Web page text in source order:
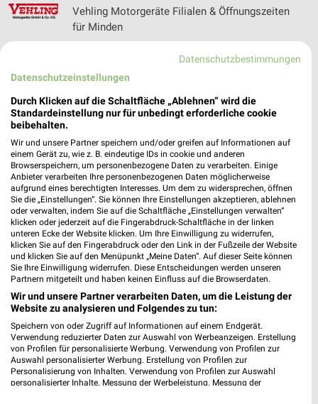
Vehling Motorgeräte Filialen & Öffnungszeiten
für Minden
Volksversand Versandapotheke Prospekte und
Angebote
Vorwerk Angebote im aktuellen Prospekt für
Hameln
Noch mehr Angebote in
der weekli App!
Datenschutzbestimmungen
Datenschutzeinstellungen
Durch Klicken auf die Schaltfläche „Ablehnen“ wird die
Standardeinstellung nur für unbedingt erforderliche cookie
beibehalten.
Wir und unsere Partner speichern und/oder greifen auf Informationen auf
einem Gerät zu, wie z. B. eindeutige IDs in cookie und anderen
Browserspeichern, um personenbezogene Daten zu verarbeiten. Einige
Anbieter verarbeiten Ihre personenbezogenen Daten möglicherweise
aufgrund eines berechtigten Interesses. Um dem zu widersprechen, öffnen
Sie die „Einstellungen“. Sie können Ihre Einstellungen akzeptieren, ablehnen
oder verwalten, indem Sie auf die Schaltfläche „Einstellungen verwalten“
klicken oder jederzeit auf die Fingerabdruck-Schaltfläche in der linken
unteren Ecke der Website klicken. Um Ihre Einwilligung zu widerrufen,
klicken Sie auf den Fingerabdruck oder den Link in der Fußzeile der Website
und klicken Sie auf den Menüpunkt „Meine Daten“. Auf dieser Seite können
Sie Ihre Einwilligung widerrufen. Diese Entscheidungen werden unseren
Partnern mitgeteilt und haben keinen Einfluss auf die Browserdaten.
Wir und unsere Partner verarbeiten Daten, um die Leistung der
Website zu analysieren und Folgendes zu tun:
Speichern von oder Zugriff auf Informationen auf einem Endgerät.
Verwendung reduzierter Daten zur Auswahl von Werbeanzeigen. Erstellung
von Profilen für personalisierte Werbung. Verwendung von Profilen zur
Auswahl personalisierter Werbung. Erstellung von Profilen zur
Personalisierung von Inhalten. Verwendung von Profilen zur Auswahl
personalisierter Inhalte. Messung der Werbeleistung. Messung der